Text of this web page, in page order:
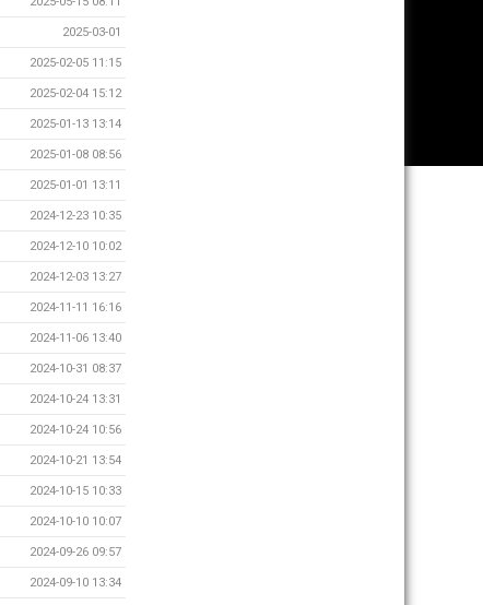
2025-03-01
2025-02-05 11:15
2025-02-04 15:12
2025-01-13 13:14
2025-01-08 08:56
2025-01-01 13:11
2024-12-23 10:35
2024-12-10 10:02
2024-12-03 13:27
2024-11-11 16:16
2024-11-06 13:40
2024-10-31 08:37
2024-10-24 13:31
2024-10-24 10:56
2024-10-21 13:54
2024-10-15 10:33
2024-10-10 10:07
2024-09-26 09:57
2024-09-10 13:34